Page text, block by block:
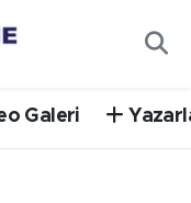
Galeri